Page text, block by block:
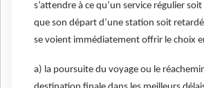
s’attendre à ce qu’un service régulier
que son départ d’une station soit
se voient immédiatement offrir le choix
a) la poursuite du voyage ou le